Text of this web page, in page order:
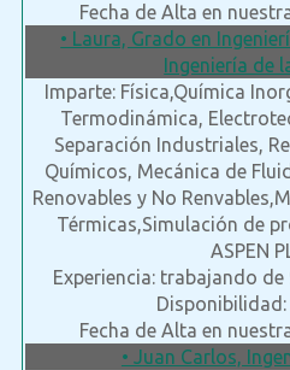
Fecha de Alta en
• Laura, Grado en
Ingeniería de
Imparte: Física,Química
Termodinámica,
Separación Industriales,
Químicos, Mecánica de
Renovables y No
Térmicas,Simulación de
ASPEN
Experiencia: trabajando
Fecha de Alta en
• Juan Carlos,